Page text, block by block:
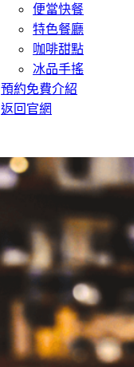
便當快餐
特色餐廳
咖啡甜點
冰品手搖
預約免費介紹
返回官網